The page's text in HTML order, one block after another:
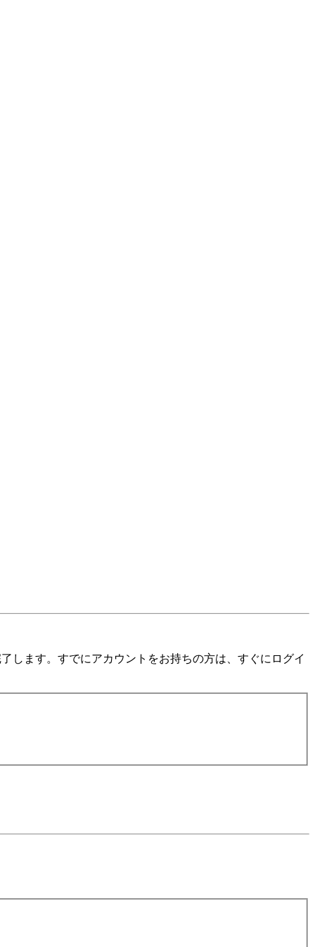
します。すでにアカウントをお持ちの方は、すぐにログイ